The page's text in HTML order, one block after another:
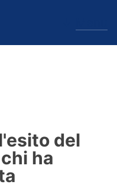
del
ha